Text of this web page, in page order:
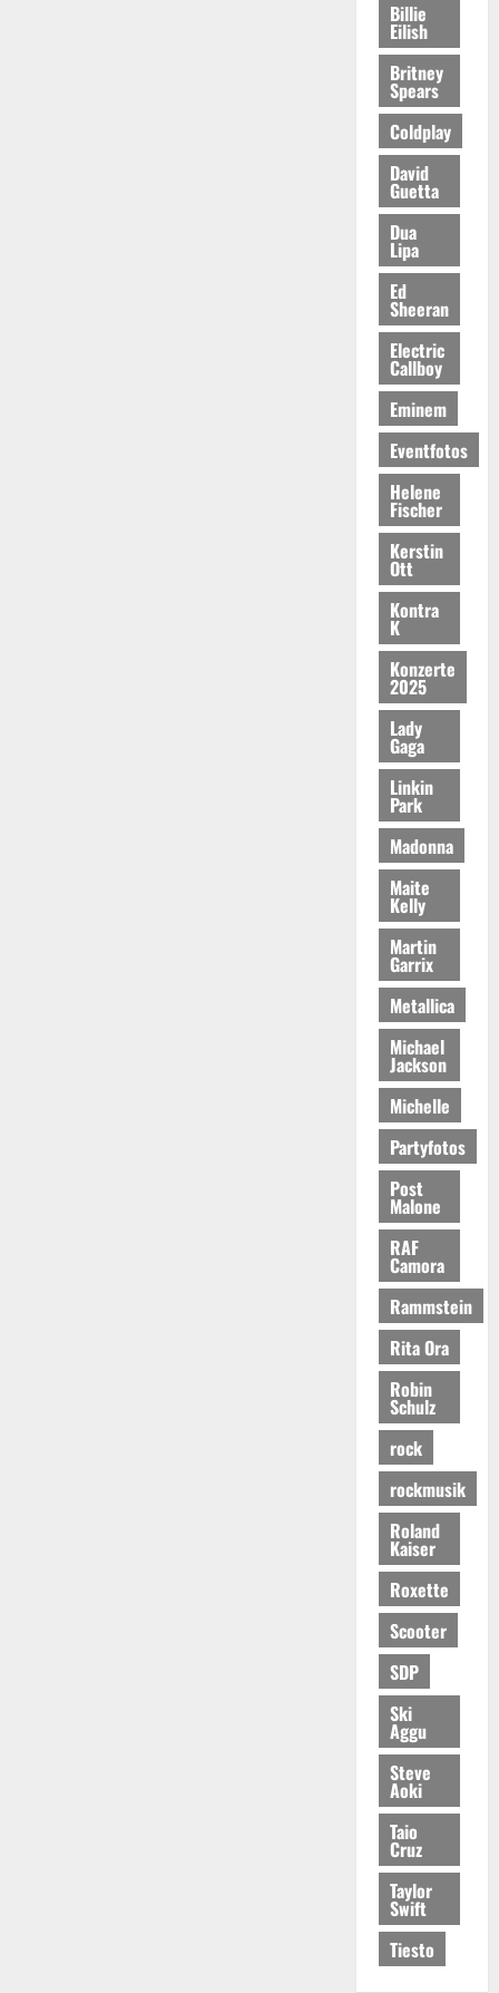
Billie
Eilish
Britney
Spears
Coldplay
David
Guetta
Dua
Lipa
Ed
Sheeran
Electric
Callboy
Eminem
Eventfotos
Helene
Fischer
Kerstin
Ott
Kontra
K
Konzerte
2025
Lady
Gaga
Linkin
Park
Madonna
Maite
Kelly
Martin
Garrix
Metallica
Michael
Jackson
Michelle
Partyfotos
Post
Malone
RAF
Camora
Rammstein
Rita Ora
Robin
Schulz
rock
rockmusik
Roland
Kaiser
Roxette
Scooter
SDP
Ski
Aggu
Steve
Aoki
Taio
Cruz
Taylor
Swift
Tiesto